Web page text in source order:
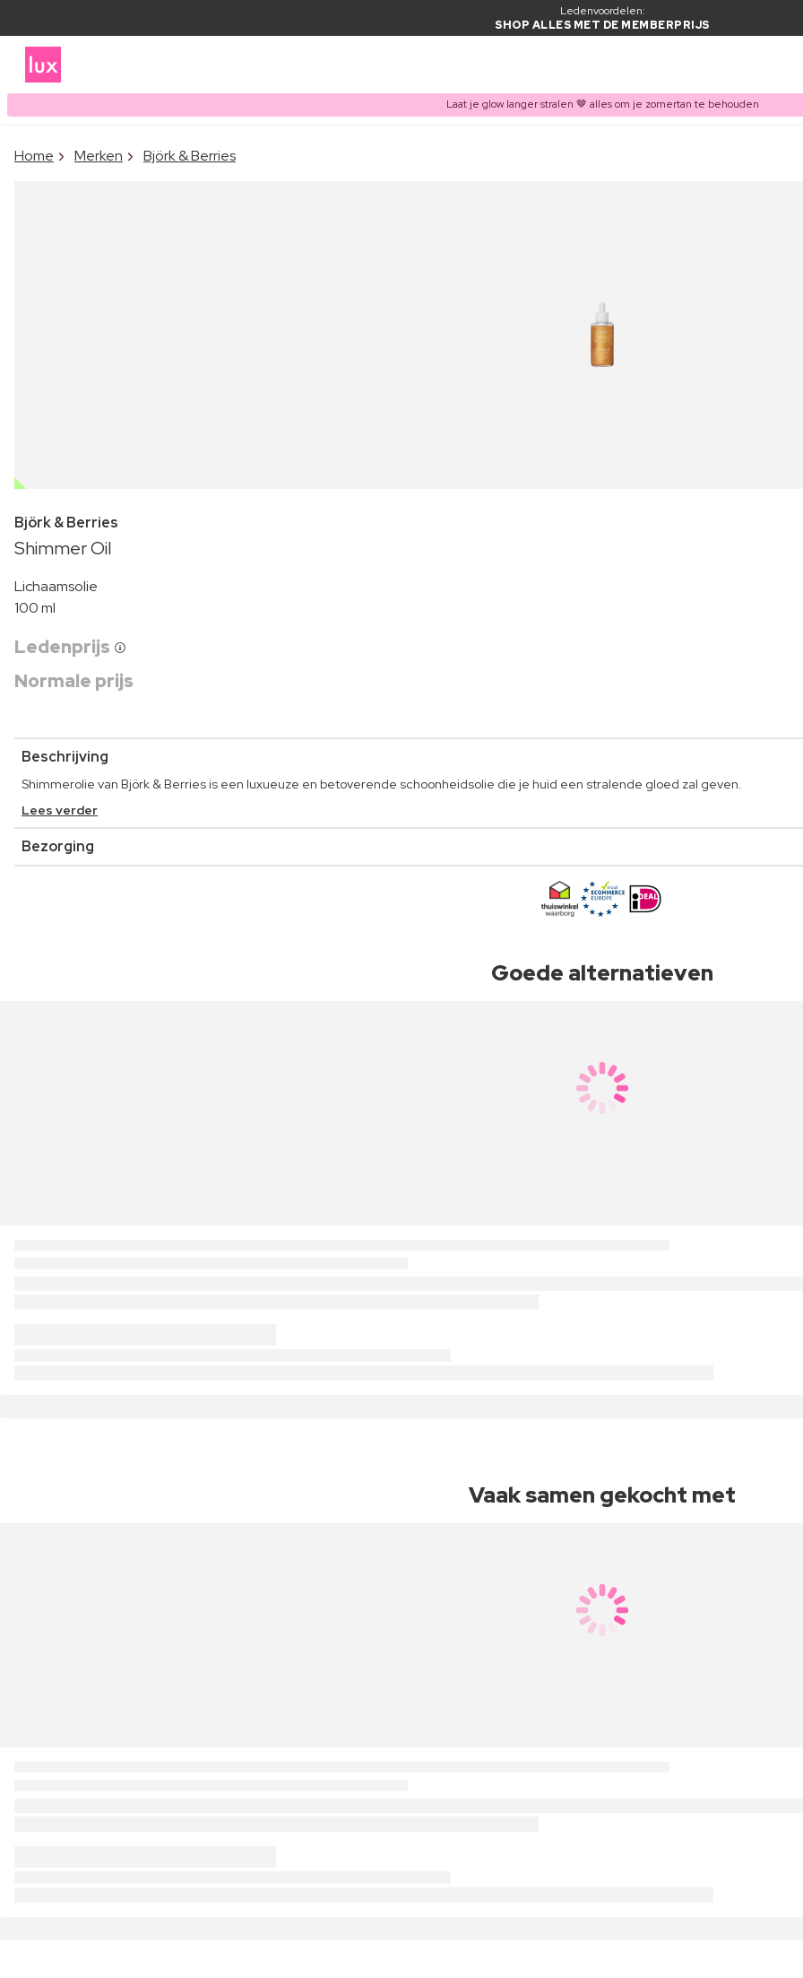
Ledenvoordelen:
SHOP ALLES MET DE MEMBERPRIJS
Laat je glow langer stralen 🤎 alles om je zomertan te behouden
Home Merken Björk & Berries
OUTLET
Björk & Berries
Shimmer Oil
Lichaamsolie
100 ml
Ledenprijs
Normale prijs
Beschrijving
Shimmerolie van Björk & Berries is een luxueuze en betoverende schoonheidsolie die je huid een stralende gloed zal geven.
Lees verder
Bezorging
Goede alternatieven
Vaak samen gekocht met